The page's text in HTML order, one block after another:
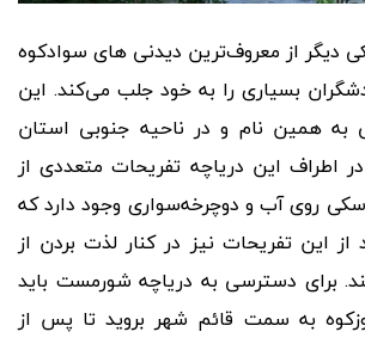
دیگر از معروفترین دیدنی های سوادکوه
بسیاری را به خود جلب میکند. این
به همین نام و در ناحیه جنوبی استان
در اطراف این دریاچه تفریحات متعددی از
روی آب و دوچرخهسواری وجود دارد که
از این تفریحات نیز در کنار لذت بردن از
برای دسترسی به دریاچه شورمست باید
به سمت قائم شهر بروید تا پس از